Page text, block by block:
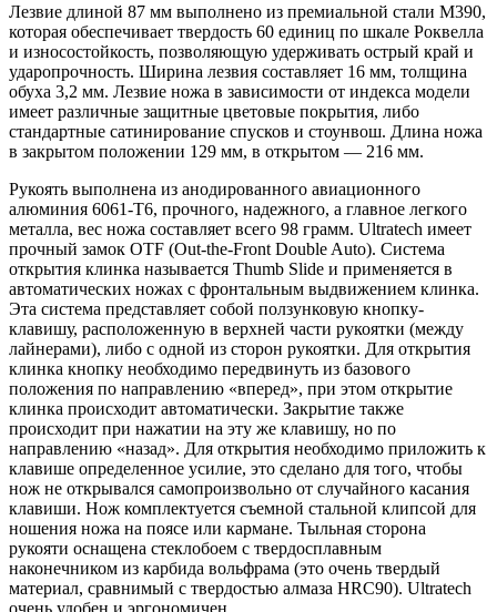
Лезвие длиной 87 мм выполнено из премиальной стали M390,
которая обеспечивает твердость 60 единиц по шкале Роквелла
и износостойкость, позволяющую удерживать острый край и
ударопрочность. Ширина лезвия составляет 16 мм, толщина
обуха 3,2 мм. Лезвие ножа в зависимости от индекса модели
имеет различные защитные цветовые покрытия, либо
стандартные сатинирование спусков и стоунвош. Длина ножа
в закрытом положении 129 мм, в открытом — 216 мм.
Рукоять выполнена из анодированного авиационного
алюминия 6061-T6, прочного, надежного, а главное легкого
металла, вес ножа составляет всего 98 грамм. Ultratech имеет
прочный замок OTF (Out-the-Front Double Auto). Система
открытия клинка называется Thumb Slide и применяется в
автоматических ножах с фронтальным выдвижением клинка.
Эта система представляет собой ползунковую кнопку-
клавишу, расположенную в верхней части рукоятки (между
лайнерами), либо с одной из сторон рукоятки. Для открытия
клинка кнопку необходимо передвинуть из базового
положения по направлению «вперед», при этом открытие
клинка происходит автоматически. Закрытие также
происходит при нажатии на эту же клавишу, но по
направлению «назад». Для открытия необходимо приложить к
клавише определенное усилие, это сделано для того, чтобы
нож не открывался самопроизвольно от случайного касания
клавиши. Нож комплектуется съемной стальной клипсой для
ношения ножа на поясе или кармане. Тыльная сторона
рукояти оснащена стеклобоем с твердосплавным
наконечником из карбида вольфрама (это очень твердый
материал, сравнимый с твердостью алмаза HRC90). Ultratech
очень удобен и эргономичен.